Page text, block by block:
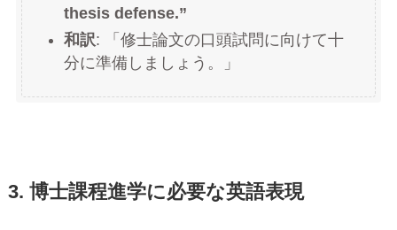
thesis defense.”
和訳: 「修士論文の口頭試問に向けて十
分に準備しましょう。」
3. 博士課程進学に必要な英語表現